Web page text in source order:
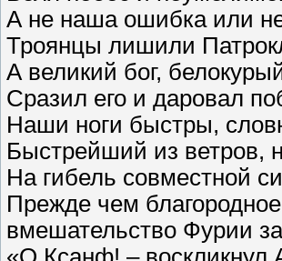
А не наша ошибка или
Троянцы лишили
А великий бог,
Сразил его и даровал
Наши ноги быстры,
Быстрейший из ветров,
На гибель совместной
Прежде чем
вмешательство Фурии